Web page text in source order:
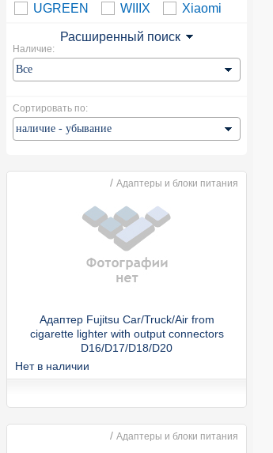
UGREEN
WIIIX Xiaomi
Расширенный поиск
Наличие:
Сортировать по:
/ Адаптеры и блоки питания
Адаптер Fujitsu Car/Truck/Air from
cigarette lighter with output connectors
D16/D17/D18/D20
Нет в наличии
/ Адаптеры и блоки питания